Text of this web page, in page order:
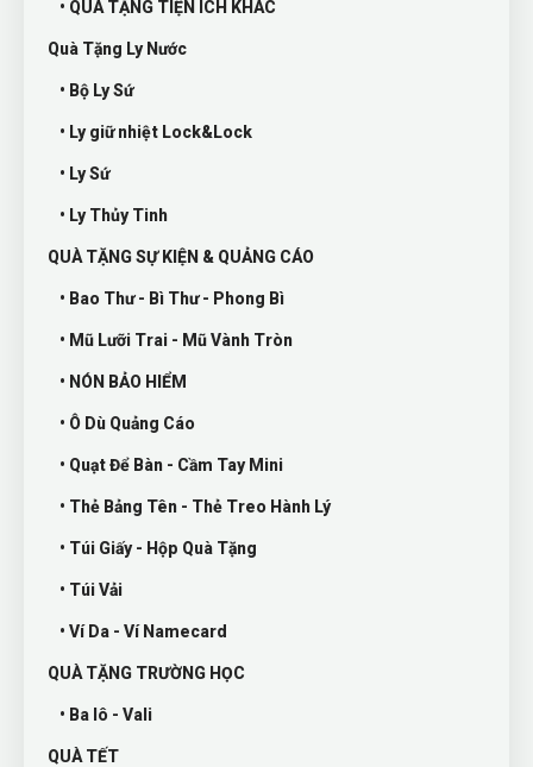
• QUÀ TẶNG TIỆN ÍCH KHÁC
Quà Tặng Ly Nước
• Bộ Ly Sứ
• Ly giữ nhiệt Lock&Lock
• Ly Sứ
• Ly Thủy Tinh
QUÀ TẶNG SỰ KIỆN & QUẢNG CÁO
• Bao Thư - Bì Thư - Phong Bì
• Mũ Lưỡi Trai - Mũ Vành Tròn
• NÓN BẢO HIỂM
• Ô Dù Quảng Cáo
• Quạt Để Bàn - Cầm Tay Mini
• Thẻ Bảng Tên - Thẻ Treo Hành Lý
• Túi Giấy - Hộp Quà Tặng
• Túi Vải
• Ví Da - Ví Namecard
QUÀ TẶNG TRƯỜNG HỌC
• Ba lô - Vali
QUÀ TẾT